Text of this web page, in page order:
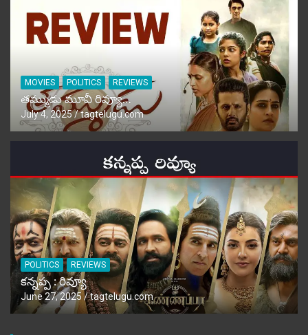
MOVIES POLITICS REVIEWS
తమ్ముడు మూవీ రివ్యూ…
July 4, 2025 tagtelugu.com
POLITICS REVIEWS
కన్నప్ప : రివ్యూ
June 27, 2025 tagtelugu.com